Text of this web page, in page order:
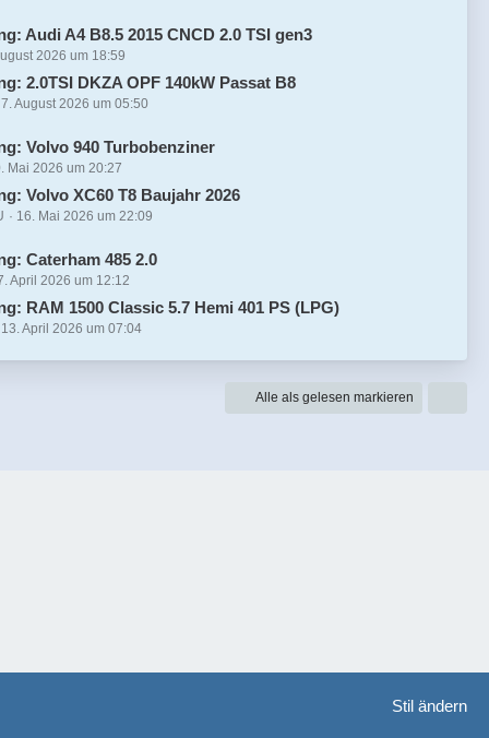
Audi A4 B8.5 2015 CNCD 2.0 TSI gen3
2026 um 18:59
2.0TSI DKZA OPF 140kW Passat B8
7. August 2026 um 05:50
Volvo 940 Turbobenziner
Mai 2026 um 20:27
Volvo XC60 T8 Baujahr 2026
16. Mai 2026 um 22:09
Caterham 485 2.0
April 2026 um 12:12
RAM 1500 Classic 5.7 Hemi 401 PS (LPG)
13. April 2026 um 07:04
Alle als gelesen markieren
Stil ändern